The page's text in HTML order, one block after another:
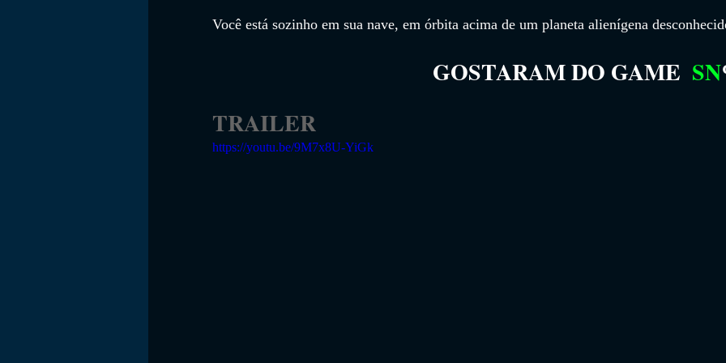
Você está sozinho em sua nave, em órbita acima de um planeta alienígena
GOSTARAM DO GAME SN
TRAILER
https://youtu.be/9M7x8U-YiGk